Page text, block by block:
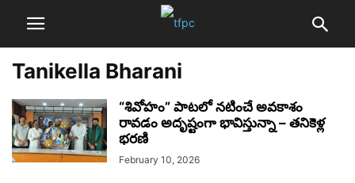
Tanikella Bharani
“శివోహం” పాటలో నటించే అవకాశం
రావడం అదృష్టంగా భావిస్తున్నా – తనికెళ్ల
భరణి
February 10, 2026